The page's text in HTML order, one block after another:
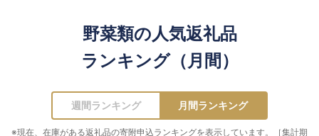
野菜類の人気返礼品
ランキング（月間）
週間ランキング 月間ランキング
※現在、在庫がある返礼品の寄附申込ランキングを表示しています。［集計期